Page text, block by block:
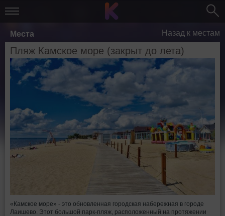
Места Назад к местам
Пляж Камское море (закрыт до лета)
«Камское море» - это обновленная городская набережная в городе
Лаишево. Этот большой парк-пляж, расположенный на протяжении